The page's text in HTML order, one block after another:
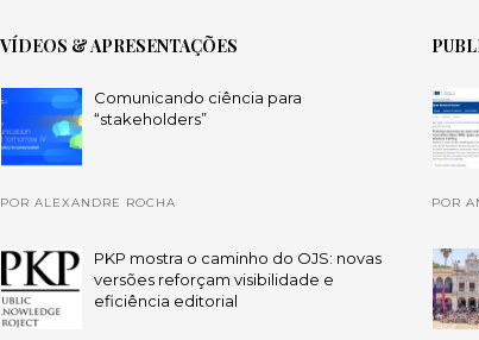
VÍDEOS & APRESENTAÇÕES
Comunicando ciência para
“stakeholders”
POR ALEXANDRE ROCHA
PKP mostra o caminho do OJS: novas
versões reforçam visibilidade e
eficiência editorial
POR